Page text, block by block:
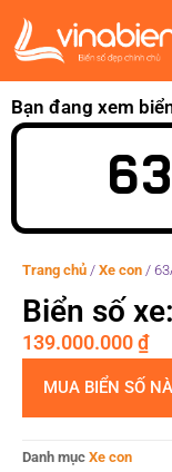
Bạn đang xem
Trang chủ / Xe con /
Biển số
139.000.000₫
MUA BIỂN SỐ
Danh mục Xe con